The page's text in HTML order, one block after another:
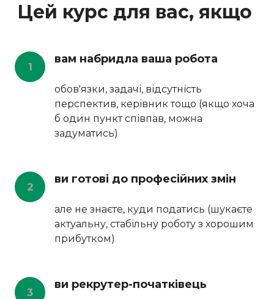
Цей курс для вас, якщо
1
вам набридла ваша робота
обов'язки, задачі, відсутність
перспектив, керівник тощо (якщо хоча
б один пункт співпав, можна
задуматись)
2
ви готові до професійних змін
але не знаєте, куди податись (шукаєте
актуальну, стабільну роботу з хорошим
прибутком)
3
ви рекрутер-початківець